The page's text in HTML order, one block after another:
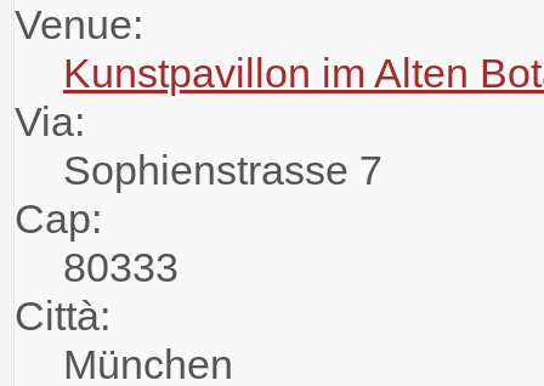
Venue:
Kunstpavillon im Alten
Via:
Sophienstrasse 7
Cap:
80333
Città:
München